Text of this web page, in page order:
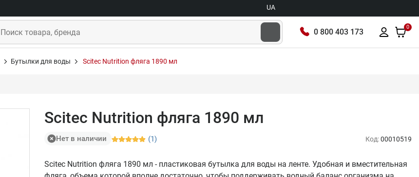
UA
0 800 403 173
0
Бутылки для воды Scitec Nutrition фляга 1890 мл
Scitec Nutrition фляга 1890 мл
Нет в наличии (1) Код:00010519
Scitec Nutrition фляга 1890 мл - пластиковая бутылка для воды на ленте. Удобная и вместительная